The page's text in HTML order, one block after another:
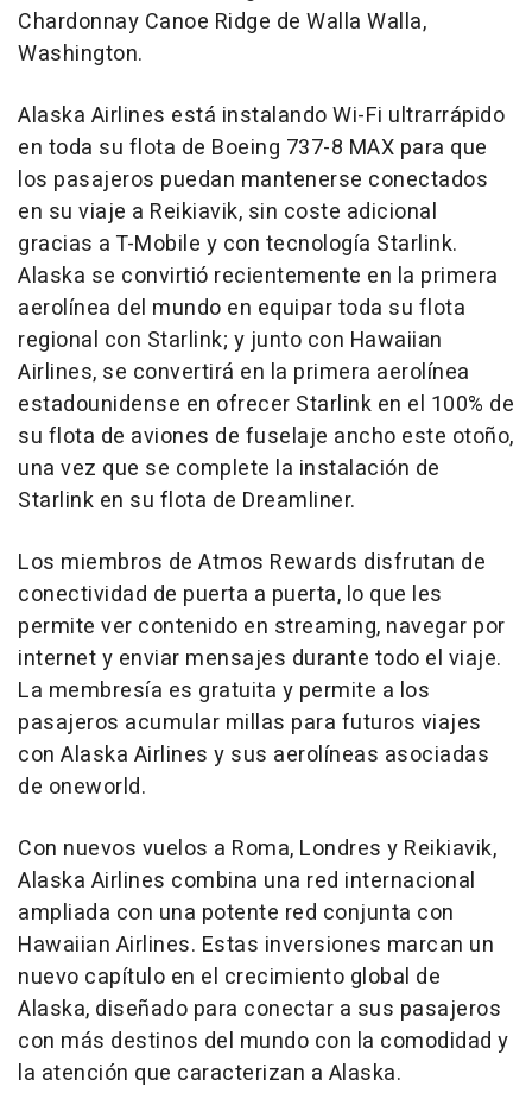
Chardonnay Canoe Ridge de Walla Walla,
Washington.
Alaska Airlines está instalando Wi-Fi ultrarrápido
en toda su flota de Boeing 737-8 MAX para que
los pasajeros puedan mantenerse conectados
en su viaje a Reikiavik, sin coste adicional
gracias a T-Mobile y con tecnología Starlink.
Alaska se convirtió recientemente en la primera
aerolínea del mundo en equipar toda su flota
regional con Starlink; y junto con Hawaiian
Airlines, se convertirá en la primera aerolínea
estadounidense en ofrecer Starlink en el 100% de
su flota de aviones de fuselaje ancho este otoño,
una vez que se complete la instalación de
Starlink en su flota de Dreamliner.
Los miembros de Atmos Rewards disfrutan de
conectividad de puerta a puerta, lo que les
permite ver contenido en streaming, navegar por
internet y enviar mensajes durante todo el viaje.
La membresía es gratuita y permite a los
pasajeros acumular millas para futuros viajes
con Alaska Airlines y sus aerolíneas asociadas
de oneworld.
Con nuevos vuelos a Roma, Londres y Reikiavik,
Alaska Airlines combina una red internacional
ampliada con una potente red conjunta con
Hawaiian Airlines. Estas inversiones marcan un
nuevo capítulo en el crecimiento global de
Alaska, diseñado para conectar a sus pasajeros
con más destinos del mundo con la comodidad y
la atención que caracterizan a Alaska.